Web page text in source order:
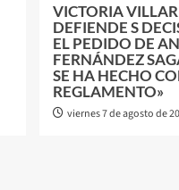
VICTORIA
DEFIENDE S
EL PEDIDO DE
FERNÁNDEZ
SE HA HECHO
REGLAMENTO»
viernes 7 de agosto de